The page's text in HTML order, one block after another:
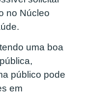
no Núcleo
uma boa
público pode
em